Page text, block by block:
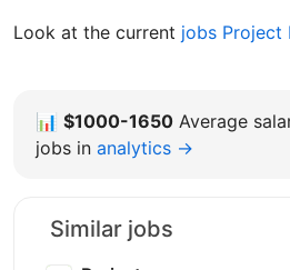
Look at the current jobs Project
📊 $1000-1650 Average
jobs in analytics →
Similar jobs